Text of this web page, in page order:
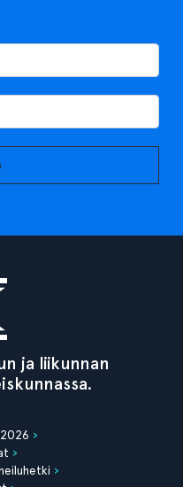
ja liikunnan